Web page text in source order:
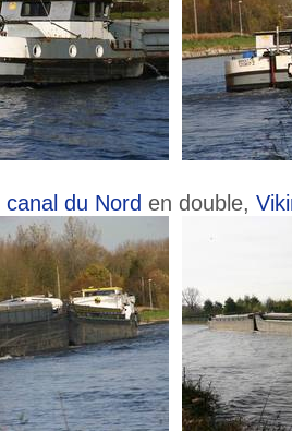
canal du Nord en double,